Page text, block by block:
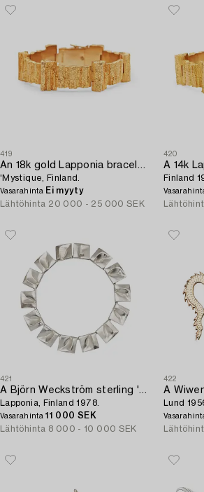
419
An 18k gold Lapponia bracelet,
'Mystique, Finland.
Vasarahinta Ei myyty
Lähtöhinta 20 000 - 25 000 SEK
420
Finland
421
A Björn Weckström sterling 'Planetary Valleys' sterling collier,
Lapponia, Finland 1978.
Vasarahinta11 000 SEK
Lähtöhinta 8 000 - 10 000 SEK
422
Lund